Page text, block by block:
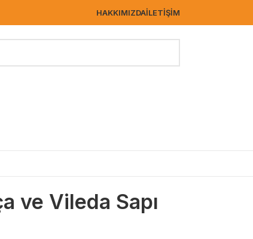
HAKKIMIZDAİLETIŞIM
ve Vileda Sapı